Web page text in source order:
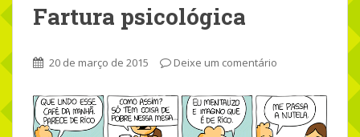
Fartura psicológica
20 de março de 2015 Deixe um comentário